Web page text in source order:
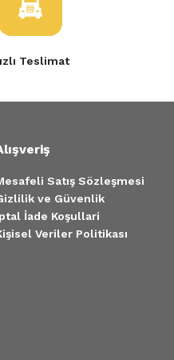
Teslimat
Satış Sözleşmesi
ve Güvenlik
İade Koşullari
Veriler Politikası